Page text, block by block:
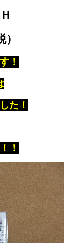
！
た！
！